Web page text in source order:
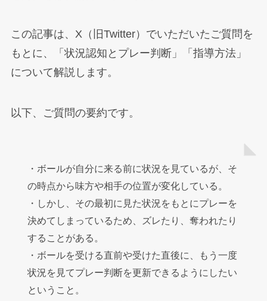
この記事は、X（旧Twitter）でいただいたご質問を
もとに、「状況認知とプレー判断」「指導方法」
について解説します。
以下、ご質問の要約です。
・ボールが自分に来る前に状況を見ているが、そ
の時点から味方や相手の位置が変化している。
・しかし、その最初に見た状況をもとにプレーを
決めてしまっているため、ズレたり、奪われたり
することがある。
・ボールを受ける直前や受けた直後に、もう一度
状況を見てプレー判断を更新できるようにしたい
ということ。